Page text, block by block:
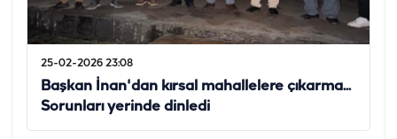
25-02-2026 23:08
Başkan İnan'dan kırsal mahallelere çıkarma...
Sorunları yerinde dinledi